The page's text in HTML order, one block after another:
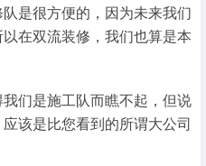
是很方便的，因为未来我们
在双流装修，我们也算是本
们是施工队而瞧不起，但说
该是比您看到的所谓大公司